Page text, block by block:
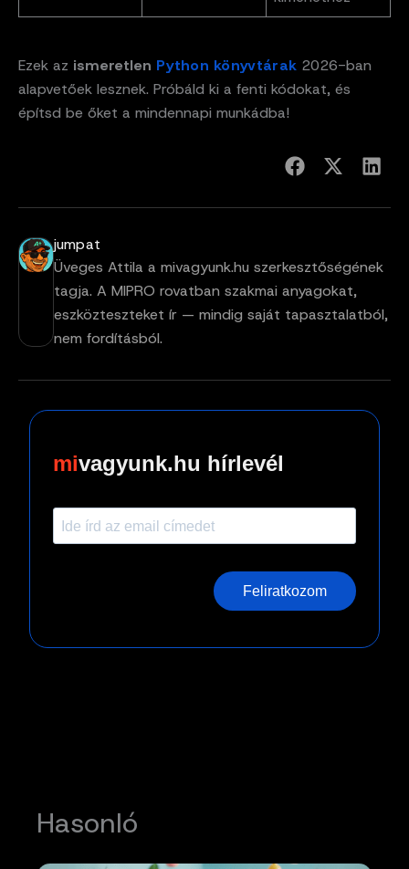
Ezek az ismeretlen Python könyvtárak 2026-ban
alapvetőek lesznek. Próbáld ki a fenti kódokat, és
építsd be őket a mindennapi munkádba!
jumpat
Üveges Attila a mivagyunk.hu szerkesztőségének
tagja. A MIPRO rovatban szakmai anyagokat,
eszközteszteket ír — mindig saját tapasztalatból,
nem fordításból.
vagyunk.hu hírlevél
Feliratkozom
Hasonló